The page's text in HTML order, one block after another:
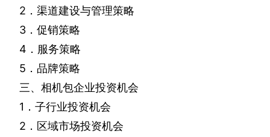
2 ．渠道建设与管理策略
3 ．促销策略
4 ．服务策略
5 ．品牌策略
三、相机包企业投资机会
1 ．子行业投资机会
2 ．区域市场投资机会